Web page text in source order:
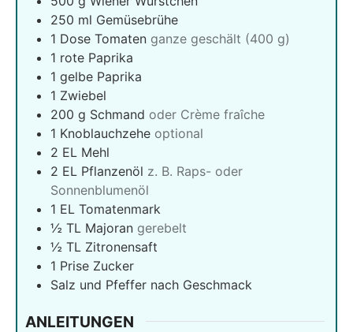
250 ml Gemüsebrühe
1 Dose Tomaten ganze geschält (400 g)
1 rote Paprika
1 gelbe Paprika
1 Zwiebel
200 g Schmand oder Crème fraîche
1 Knoblauchzehe optional
2 EL Mehl
2 EL Pflanzenöl z. B. Raps- oder
Sonnenblumenöl
1 EL Tomatenmark
½ TL Majoran gerebelt
½ TL Zitronensaft
1 Prise Zucker
Salz und Pfeffer nach Geschmack
ANLEITUNGEN